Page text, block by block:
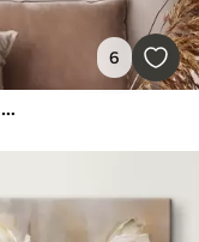
6
Jėzaus Kristaus vaikščiojimas vandeniu stiliaus tapyba aliejiniais dažais